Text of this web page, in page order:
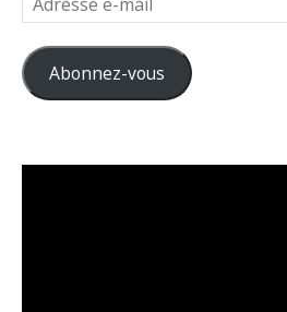
e-
mail
Abonnez-vous